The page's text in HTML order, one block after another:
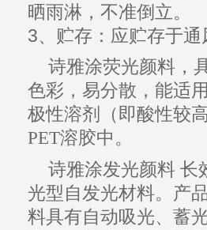
晒雨淋，不准倒立。
3、贮存：应贮存于
诗雅涂荧光颜料 ，
色彩，易分散，能适
极性溶剂（即酸性较
PET溶胶中。
诗雅涂发光颜料 长
光型自发光材料。 产
料具有自动吸光、蓄光